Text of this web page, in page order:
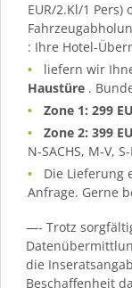
EUR/2.Kl/1
: Ihre Hotel-
liefern wir
Haustüre .
Zone 1: 299
Zone 2: 399
N-SACHS, M-V,
Die Lieferung
Anfrage. Gerne
—- Trotz
die
Beschaffenheit